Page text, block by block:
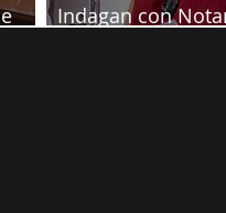
Indagan con